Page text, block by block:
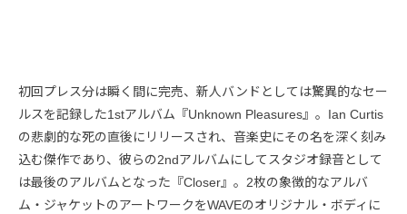
初回プレス分は瞬く間に完売、新人バンドとしては驚異的なセー
ルスを記録した1stアルバム『Unknown Pleasures』。Ian Curtis
の悲劇的な死の直後にリリースされ、音楽史にその名を深く刻み
込む傑作であり、彼らの2ndアルバムにしてスタジオ録音として
は最後のアルバムとなった『Closer』。2枚の象徴的なアルバ
ム・ジャケットのアートワークをWAVEのオリジナル・ボディに